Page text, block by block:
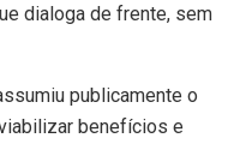
dialoga de frente, sem
publicamente o
benefícios e